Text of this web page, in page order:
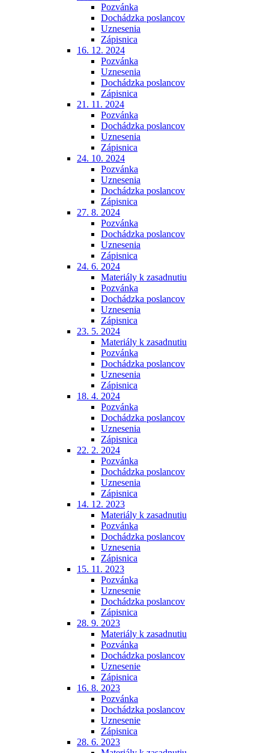
Pozvánka
Dochádzka poslancov
Uznesenia
Zápisnica
16. 12. 2024
Pozvánka
Uznesenia
Dochádzka poslancov
Zápisnica
21. 11. 2024
Pozvánka
Dochádzka poslancov
Uznesenia
Zápisnica
24. 10. 2024
Pozvánka
Uznesenia
Dochádzka poslancov
Zápisnica
27. 8. 2024
Pozvánka
Dochádzka poslancov
Uznesenia
Zápisnica
24. 6. 2024
Materiály k zasadnutiu
Pozvánka
Dochádzka poslancov
Uznesenia
Zápisnica
23. 5. 2024
Materiály k zasadnutiu
Pozvánka
Dochádzka poslancov
Uznesenia
Zápisnica
18. 4. 2024
Pozvánka
Dochádzka poslancov
Uznesenia
Zápisnica
22. 2. 2024
Pozvánka
Dochádzka poslancov
Uznesenia
Zápisnica
14. 12. 2023
Materiály k zasadnutiu
Pozvánka
Dochádzka poslancov
Uznesenia
Zápisnica
15. 11. 2023
Pozvánka
Uznesenie
Dochádzka poslancov
Zápisnica
28. 9. 2023
Materiály k zasadnutiu
Pozvánka
Dochádzka poslancov
Uznesenie
Zápisnica
16. 8. 2023
Pozvánka
Dochádzka poslancov
Uznesenie
Zápisnica
28. 6. 2023